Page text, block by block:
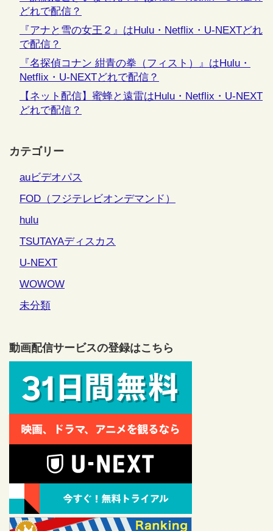
どれで配信？
『アナと雪の女王２』はHulu・Netflix・U-NEXTどれ
で配信？
『名探偵コナン 紺青の拳（フィスト）』はHulu・
Netflix・U-NEXTどれで配信？
【ネット配信】蜜蜂と遠雷はHulu・Netflix・U-NEXT
どれで配信？
カテゴリー
auビデオパス
FOD（フジテレビオンデマンド）
hulu
TSUTAYAディスカス
U-NEXT
WOWOW
未分類
動画配信サービスの登録はこちら